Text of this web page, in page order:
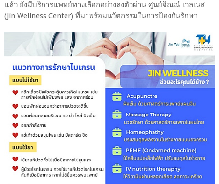
แล้ว ยังมีบริการแพทย์ทางเลือกอย่างลงตัวผ่าน ศูนย์จิณณ์ เวลเนส
(Jin Wellness Center) ที่มาพร้อมนวัตกรรมในการป้องกันรักษา